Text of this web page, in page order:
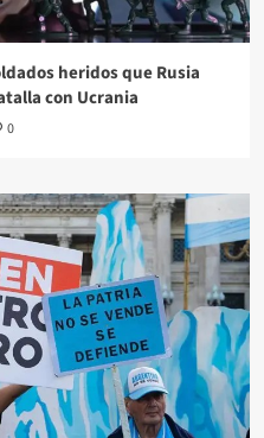
heridos que Rusia
con Ucrania
0